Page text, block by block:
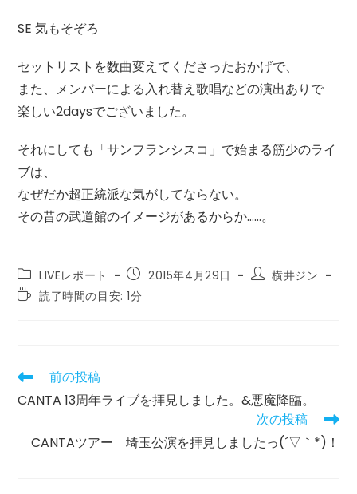
SE 気もそぞろ
セットリストを数曲変えてくださったおかげで、
また、メンバーによる入れ替え歌唱などの演出ありで
楽しい2daysでございました。
それにしても「サンフランシスコ」で始まる筋少のライ
ブは、
なぜだか超正統派な気がしてならない。
その昔の武道館のイメージがあるからか……。
投
稿
カ
LIVEレポート
投
稿
公
2015年4月29日
投
横井ジン
読
か
る
時
読了時間の目安: 1分
そ
他
前の投稿
CANTA 13周年ライブを拝見しました。&悪魔降臨。
次の投稿
CANTAツアー 埼玉公演を拝見しましたっ(´▽｀*)！